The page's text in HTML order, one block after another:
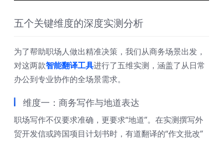
五个关键维度的深度实测分析
为了帮助职场人做出精准决策，我们从商务场景出发，
对这两款智能翻译工具进行了五维实测，涵盖了从日常
办公到专业协作的全场景需求。
维度一：商务写作与地道表达
职场写作不仅要求准确，更要求“地道”。在实测撰写外
贸开发信或跨国项目计划书时，有道翻译的“作文批改”